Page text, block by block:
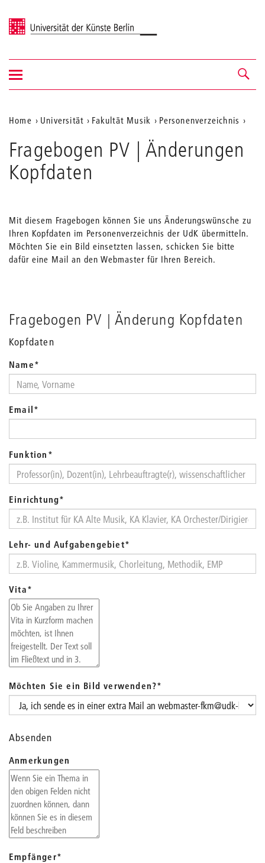
Universität der Künste Berlin
Navigation &
Suche
Navigation
ein-/ausblenden
Aktuelle
Position
auf
der
Home Universität Fakultät Musik Personenverzeichnis
Fragebogen PV | Änderungen
Kopfdaten
Mit diesem Fragebogen können Sie uns Änderungswünsche zu
Ihren Kopfdaten im Personenverzeichnis der UdK übermitteln.
Möchten Sie ein Bild einsetzten lassen, schicken Sie bitte
dafür eine Mail an den Webmaster für Ihren Bereich.
Fragebogen PV | Änderung Kopfdaten
Kopfdaten
Name*
Email*
Funktion *
Einrichtung*
Lehr- und Aufgabengebiet*
Vita*
Möchten Sie ein Bild verwenden?*
Absenden
Anmerkungen
Empfänger*